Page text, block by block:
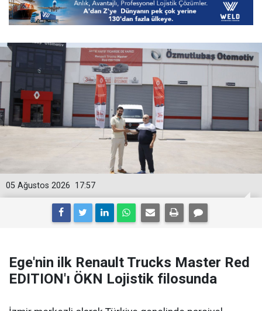
17:57
05 Ağustos 2026
Ege'nin ilk Renault Trucks Master Red
EDITION'ı ÖKN Lojistik filosunda